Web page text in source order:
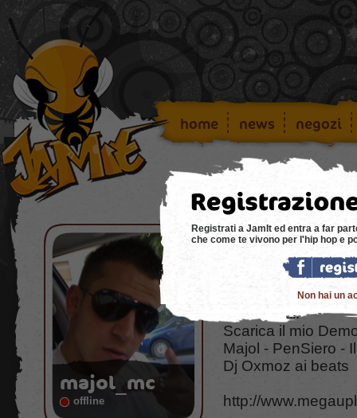
home news negozi
majol_mc
offline
Demo:
Ciao a tutti.
Scarica il mio
Majol - PenSiero -
Dj Oxmoz ai beats
http://
Registrati a JamIt ed entra a far
che come te vivono per l'hip hop e
Non hai un